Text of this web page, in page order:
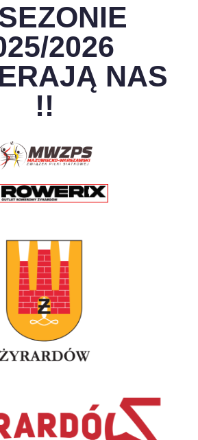
2026
NAS
!!